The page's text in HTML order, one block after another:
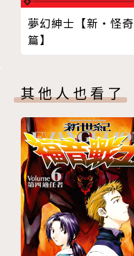
夢幻紳士【新‧怪奇
篇】
其他人也看了